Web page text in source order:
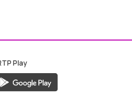
Play